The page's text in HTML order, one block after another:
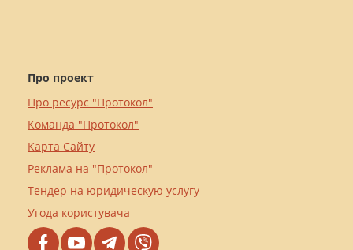
Про проект
Про ресурс "Протокол"
Команда "Протокол"
Карта Сайту
Реклама на "Протокол"
Тендер на юридическую услугу
Угода користувача